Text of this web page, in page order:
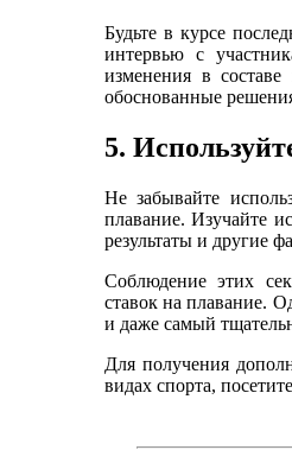
Будьте в курсе
интервью с
изменения в
обоснованные
5.
Не забывайте
плавание. Изучайте
результаты и другие
Соблюдение этих
ставок на плавание.
и даже самый
Для получения
видах спорта,